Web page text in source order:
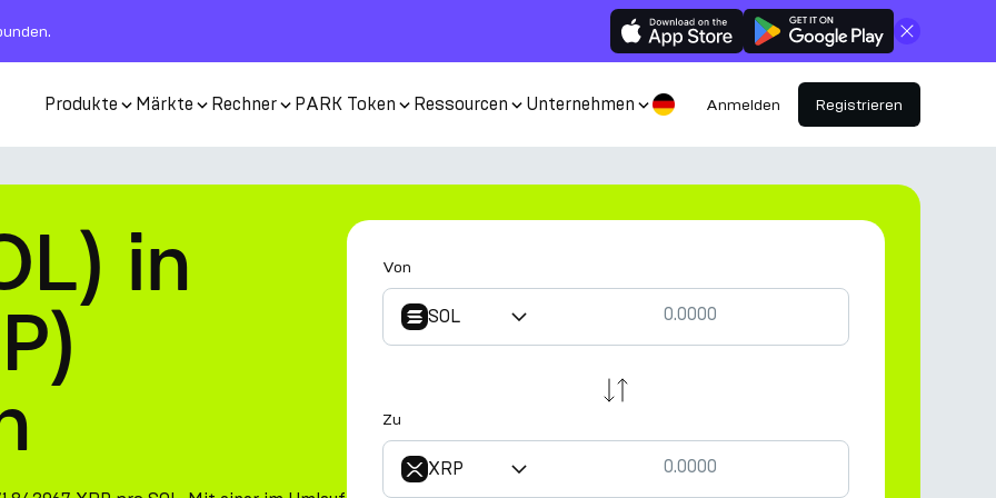
Schließen
Produkte Märkte Rechner PARK Token Ressourcen Unternehmen Anmelden Registrieren
in
Von
SOL
Zu
XRP